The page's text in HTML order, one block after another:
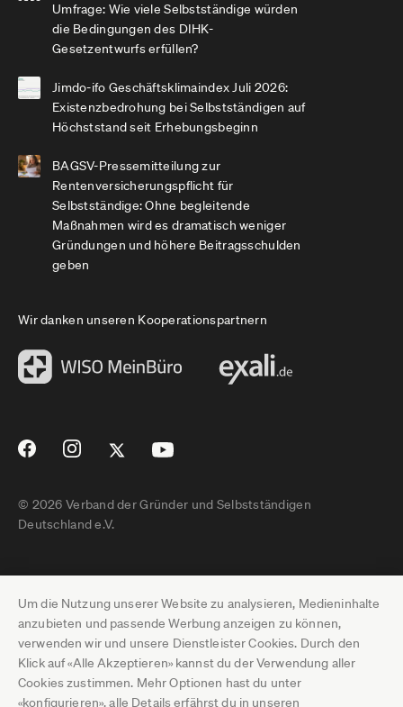
Um die Nutzung unserer Website zu analysieren, Medieninhalte
anzubieten und passende Werbung anzeigen zu können,
verwenden wir und unsere Dienstleister Cookies. Durch den
Klick auf «Alle Akzeptieren» kannst du der Verwendung aller
Cookies zustimmen. Mehr Optionen hast du unter
«konfigurieren», alle Details erfährst du in unseren
Umfrage: Wie viele Selbstständige würden
die Bedingungen des DIHK-
Gesetzentwurfs erfüllen?
Jimdo-ifo Geschäftsklimaindex Juli 2026:
Existenzbedrohung bei Selbstständigen auf
Höchststand seit Erhebungsbeginn
BAGSV-Pressemitteilung zur
Rentenversicherungspflicht für
Selbstständige: Ohne begleitende
Maßnahmen wird es dramatisch weniger
Gründungen und höhere Beitragsschulden
geben
Wir danken unseren Kooperationspartnern
© 2026 Verband der Gründer und Selbstständigen
Deutschland e.V.
Impressum
Datenschutz
Pressebereich